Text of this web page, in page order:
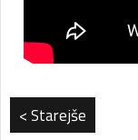
< Starejše